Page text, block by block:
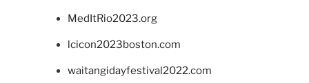
MedItRio2023.org
lcicon2023boston.com
waitangidayfestival2022.com